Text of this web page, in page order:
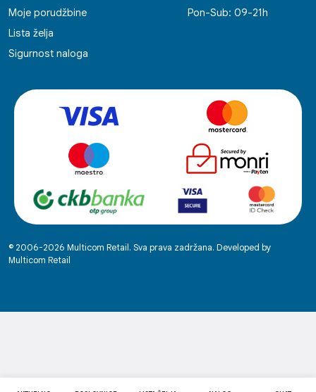
Moje porudžbine
Lista želja
Sigurnost naloga
Pon-Sub: 09-21h
© 2006-2026 Multicom Retail. Sva prava zadržana. Developed by
Multicom Retail